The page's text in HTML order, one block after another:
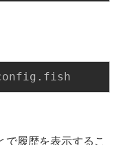
で履歴を表示するこ